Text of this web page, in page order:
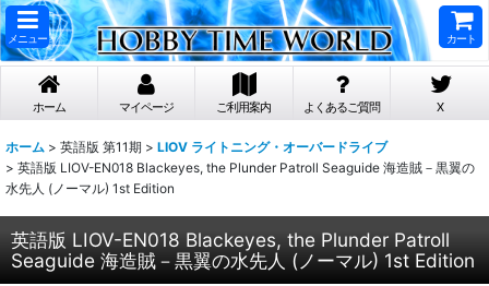
メニュー カート
ホーム マイページ ご利用案内 よくあるご質問 X
ホーム > 英語版 第11期 > LIOV ライトニング・オーバードライブ
> 英語版 LIOV-EN018 Blackeyes, the Plunder Patroll Seaguide 海造賊－黒翼の
水先人 (ノーマル) 1st Edition
英語版 LIOV-EN018 Blackeyes, the Plunder Patroll
Seaguide 海造賊－黒翼の水先人 (ノーマル) 1st Edition